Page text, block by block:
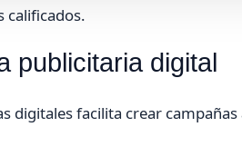
calificados.
publicitaria digital
facilita crear campañas